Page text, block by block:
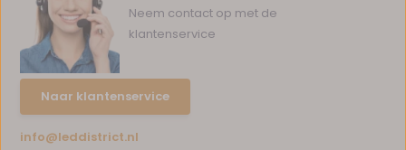
Neem contact op met de
klantenservice
Naar klantenservice
info@leddistrict.nl